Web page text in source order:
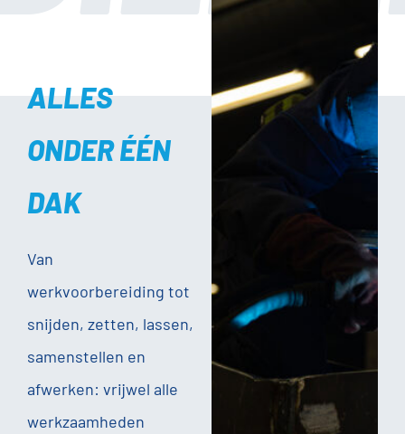
ALLES
ONDER ÉÉN
DAK
Van
werkvoorbereiding tot
snijden, zetten, lassen,
samenstellen en
afwerken: vrijwel alle
werkzaamheden